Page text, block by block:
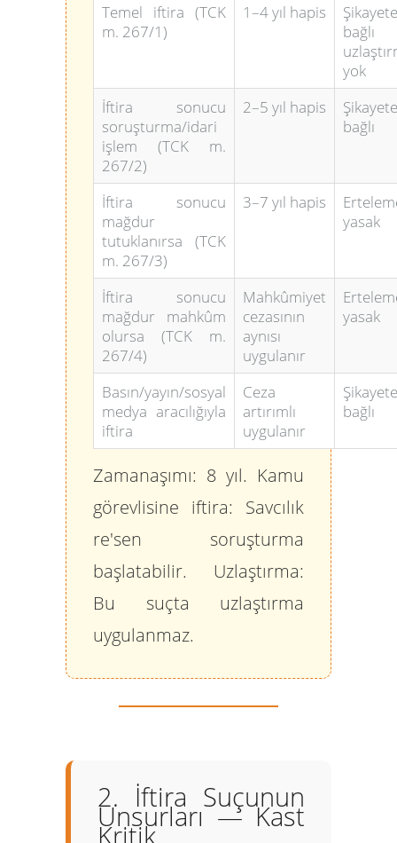
Temel iftira (TCK
m. 267/1)
1–4 yıl hapis
Şikayete
yok
İftira sonucu
soruşturma/idari
işlem (TCK m.
267/2)
2–5 yıl hapis
Şikayete
bağlı
İftira sonucu
mağdur
tutuklanırsa (TCK
m. 267/3)
3–7 yıl hapis
yasak
İftira sonucu
mağdur mahkûm
olursa (TCK m.
267/4)
Mahkûmiyet
cezasının
aynısı
uygulanır
yasak
Basın/yayın/sosyal
medya aracılığıyla
iftira
Ceza
artırımlı
uygulanır
Şikayete
bağlı
Zamanaşımı: 8 yıl. Kamu
görevlisine iftira: Savcılık
re'sen soruşturma
başlatabilir. Uzlaştırma:
Bu suçta uzlaştırma
uygulanmaz.
2. İftira Suçunun
Unsurları — Kast
Kritik